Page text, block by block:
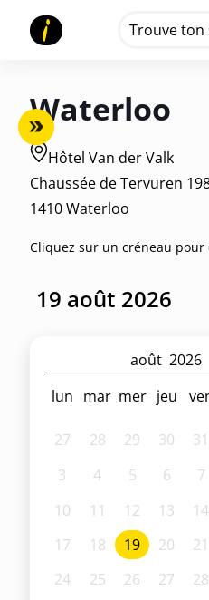
Trouve ton
Waterloo
Hôtel Van der Valk
Chaussée de Tervuren
1410 Waterloo
Cliquez sur un créneau pour
août 2026
lun mar mer jeu
27 28 29 30 31
3
4 5 6 7
10
11 12 13 14
17
18 19 20 21
24
25 26 27 28